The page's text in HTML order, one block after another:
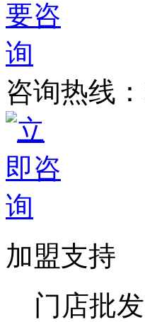
咨询热线：
加盟支持
门店批发